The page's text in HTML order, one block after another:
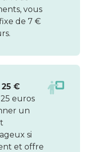
vous
de 7 €
€
euros
un
si
et offre